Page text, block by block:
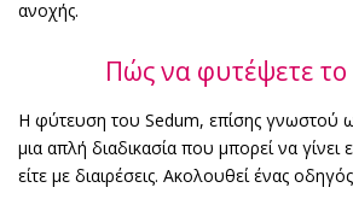
ανοχής.
Πώς να φυτέψετε
Η φύτευση του Sedum, επίσης γνωστού
μια απλή διαδικασία που μπορεί να γίνει
είτε με διαιρέσεις. Ακολουθεί ένας